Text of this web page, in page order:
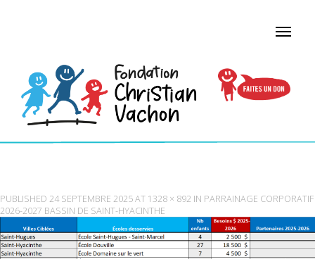
PUBLISHED 24 SEPTEMBRE 2025AT 1328 × 892 IN PARRAINAGE CORPORATIF
2026-2027 BASSIN DE SAINT-HYACINTHE